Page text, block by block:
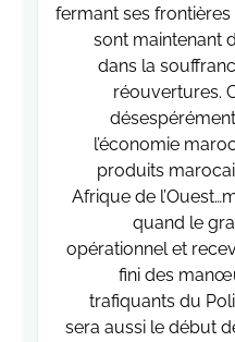
fermant ses
sont maintenant
dans la
réouvertures.
l’économie
produits
Afrique de
quand le
opérationnel et
fini des
trafiquants du
sera aussi le début